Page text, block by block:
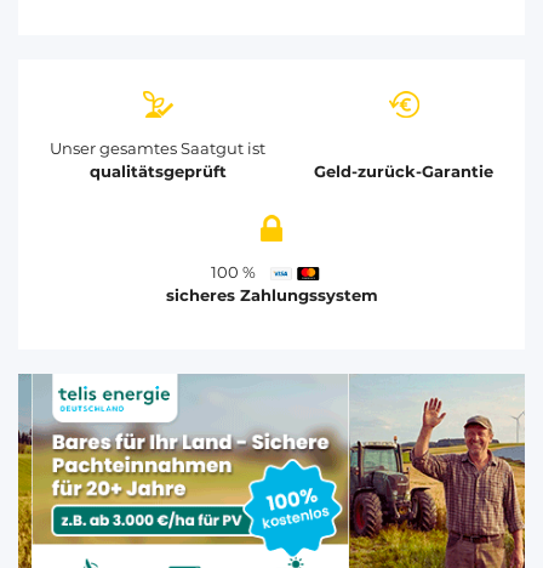
Unser gesamtes Saatgut ist
qualitätsgeprüft
Geld-zurück-Garantie
100 %
sicheres Zahlungssystem